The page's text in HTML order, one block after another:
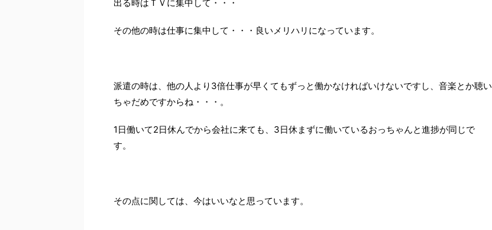
出る時はＴＶに集中して・・・
その他の時は仕事に集中して・・・良いメリハリになっています。
派遣の時は、他の人より3倍仕事が早くてもずっと働かなければいけないですし、音楽とか聴い
ちゃだめですからね・・・。
1日働いて2日休んでから会社に来ても、3日休まずに働いているおっちゃんと進捗が同じで
す。
その点に関しては、今はいいなと思っています。